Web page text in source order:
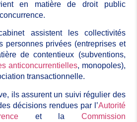
en matière de droit public
assistent les collectivités
personnes privées (entreprises et
de contentieux (subventions,
anticoncurrentielles, monopoles),
transactionnelle.
ils assurent un suivi régulier des
décisions rendues par l’Autorité
et la Commission